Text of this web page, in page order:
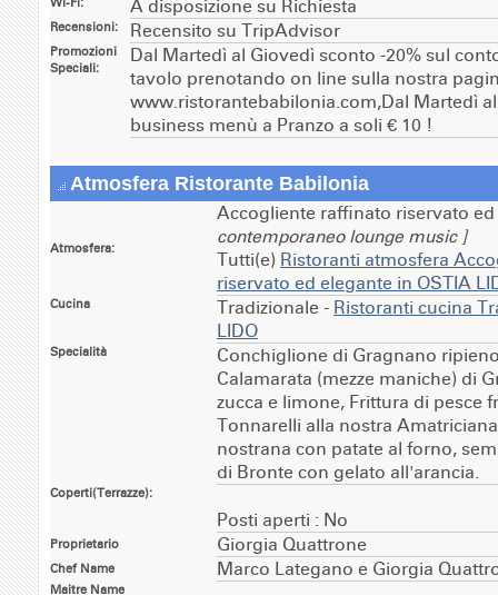
A disposizione su Richiesta
Recensioni: Recensito su TripAdvisor
Promozioni
Speciali:
Dal Martedì al Giovedì sconto -20% sul
tavolo prenotando on line sulla nostra
www.ristorantebabilonia.com,Dal Martedì
business menù a Pranzo a soli € 10 !
Atmosfera Ristorante Babilonia
Atmosfera:
Accogliente raffinato riservato
contemporaneo lounge music ]
Tutti(e) Ristoranti atmosfera
riservato ed elegante in OSTIA
Cucina Tradizionale - Ristoranti cucina
LIDO
Specialità
Conchiglione di Gragnano
Calamarata (mezze maniche) di
zucca e limone, Frittura di pesce
Tonnarelli alla nostra
nostrana con patate al forno,
di Bronte con gelato all'arancia.
Coperti(Terrazze):
Posti aperti : No
Proprietario Giorgia Quattrone
Chef Name Marco Lategano e Giorgia
Maitre Name